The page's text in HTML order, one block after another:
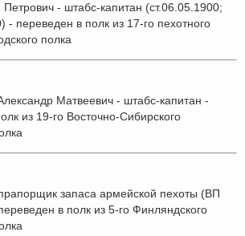
- штабс-капитан (ст.06.05.1900;
- переведен в полк из 17-го пехотного
полка
Матвеевич - штабс-капитан -
из 19-го Восточно-Сибирского
запаса армейской пехоты (ВП
в полк из 5-го Финляндского